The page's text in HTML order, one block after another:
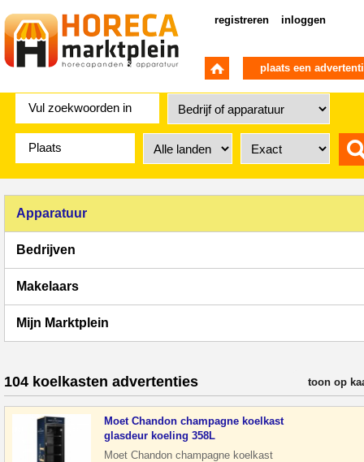
registreren inloggen
plaats een
Apparatuur
Bedrijven
Makelaars
Mijn Marktplein
104 koelkasten advertenties verfijn
toon op
Moet Chandon champagne koelkast
glasdeur koeling 358L
Moet Chandon champagne koelkast